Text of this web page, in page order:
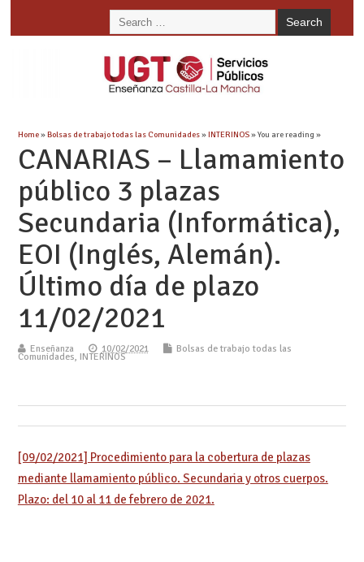
Home»Bolsas de trabajo todas las Comunidades»INTERINOS» You are reading »
CANARIAS – Llamamiento
público 3 plazas
Secundaria (Informática),
EOI (Inglés, Alemán).
Último día de plazo
11/02/2021
Enseñanza 10/02/2021 Bolsas de trabajo todas las
Comunidades, INTERINOS
[09/02/2021] Procedimiento para la cobertura de plazas
mediante llamamiento público. Secundaria y otros cuerpos.
Plazo: del 10 al 11 de febrero de 2021.